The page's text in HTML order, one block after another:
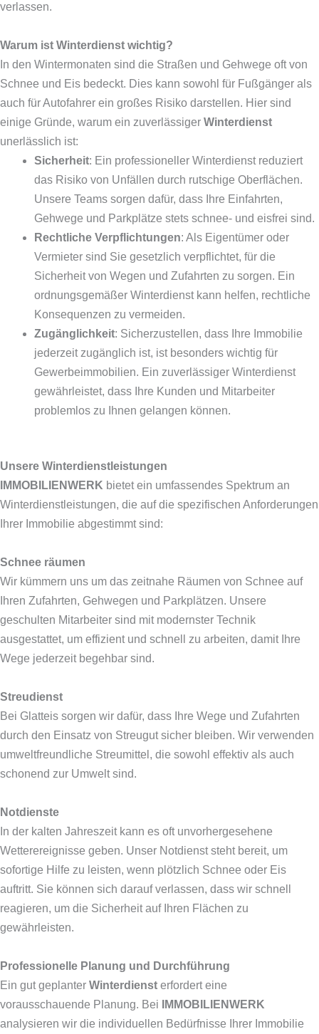
verlassen.
Warum ist Winterdienst wichtig?
In den Wintermonaten sind die Straßen und Gehwege oft von
Schnee und Eis bedeckt. Dies kann sowohl für Fußgänger als
auch für Autofahrer ein großes Risiko darstellen. Hier sind
einige Gründe, warum ein zuverlässiger Winterdienst
unerlässlich ist:
Sicherheit: Ein professioneller Winterdienst reduziert
das Risiko von Unfällen durch rutschige Oberflächen.
Unsere Teams sorgen dafür, dass Ihre Einfahrten,
Gehwege und Parkplätze stets schnee- und eisfrei sind.
Rechtliche Verpflichtungen: Als Eigentümer oder
Vermieter sind Sie gesetzlich verpflichtet, für die
Sicherheit von Wegen und Zufahrten zu sorgen. Ein
ordnungsgemäßer Winterdienst kann helfen, rechtliche
Konsequenzen zu vermeiden.
Zugänglichkeit: Sicherzustellen, dass Ihre Immobilie
jederzeit zugänglich ist, ist besonders wichtig für
Gewerbeimmobilien. Ein zuverlässiger Winterdienst
gewährleistet, dass Ihre Kunden und Mitarbeiter
problemlos zu Ihnen gelangen können.
Unsere Winterdienstleistungen
IMMOBILIENWERK bietet ein umfassendes Spektrum an
Winterdienstleistungen, die auf die spezifischen Anforderungen
Ihrer Immobilie abgestimmt sind:
Schnee räumen
Wir kümmern uns um das zeitnahe Räumen von Schnee auf
Ihren Zufahrten, Gehwegen und Parkplätzen. Unsere
geschulten Mitarbeiter sind mit modernster Technik
ausgestattet, um effizient und schnell zu arbeiten, damit Ihre
Wege jederzeit begehbar sind.
Streudienst
Bei Glatteis sorgen wir dafür, dass Ihre Wege und Zufahrten
durch den Einsatz von Streugut sicher bleiben. Wir verwenden
umweltfreundliche Streumittel, die sowohl effektiv als auch
schonend zur Umwelt sind.
Notdienste
In der kalten Jahreszeit kann es oft unvorhergesehene
Wetterereignisse geben. Unser Notdienst steht bereit, um
sofortige Hilfe zu leisten, wenn plötzlich Schnee oder Eis
auftritt. Sie können sich darauf verlassen, dass wir schnell
reagieren, um die Sicherheit auf Ihren Flächen zu
gewährleisten.
Professionelle Planung und Durchführung
Ein gut geplanter Winterdienst erfordert eine
vorausschauende Planung. Bei
IMMOBILIENWERK
analysieren wir die individuellen Bedürfnisse Ihrer Immobilie